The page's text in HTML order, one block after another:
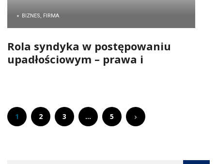
BIZNES, FIRMA
Rola syndyka w postępowaniu
upadłościowym – prawa i
1 2 3 … 5